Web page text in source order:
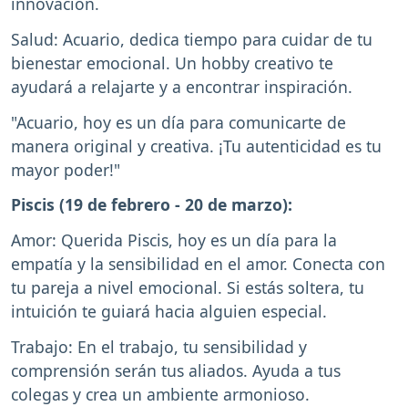
Salud: Acuario, dedica tiempo para cuidar de tu
bienestar emocional. Un hobby creativo te
ayudará a relajarte y a encontrar inspiración.
"Acuario, hoy es un día para comunicarte de
manera original y creativa. ¡Tu autenticidad es tu
mayor poder!"
Piscis (19 de febrero - 20 de marzo):
Amor: Querida Piscis, hoy es un día para la
empatía y la sensibilidad en el amor. Conecta con
tu pareja a nivel emocional. Si estás soltera, tu
intuición te guiará hacia alguien especial.
Trabajo: En el trabajo, tu sensibilidad y
comprensión serán tus aliados. Ayuda a tus
colegas y crea un ambiente armonioso.